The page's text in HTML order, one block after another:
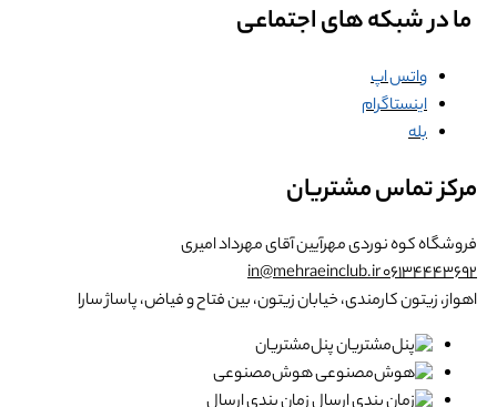
ما در شبکه های اجتماعی
واتس اپ
اینستاگرام
بله
مرکز تماس مشتریان
فروشگاه کوه نوردی مهرآیینآقای مهرداد امیری
06134443692
in@mehraeinclub.ir
اهواز، زیتون کارمندی، خیابان زیتون، بین فتاح و فیاض، پاساژ سارا
پنل‌مشتریان
هوش‌مصنوعی